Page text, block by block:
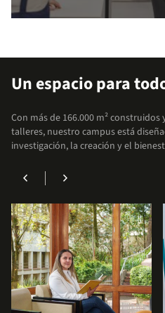
Explora nuestros
financieros
enfocarte en lo más
académica.
Un espacio para
Con más de 166.000 m²
talleres, nuestro campus está
investigación, la creación y el
chevron_left chevron_right